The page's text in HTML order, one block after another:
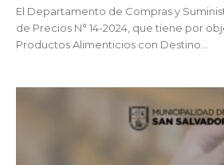
El Departamento de Compras y
de Precios N° 14-2024, que tiene por
Productos Alimenticios con Destino...